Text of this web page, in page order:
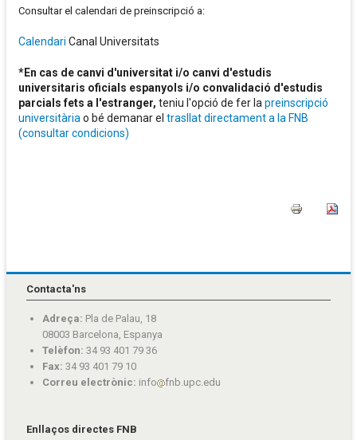
Consultar el calendari de preinscripció a:
Calendari Canal Universitats
*En cas de canvi d'universitat i/o canvi d'estudis
universitaris oficials espanyols i/o convalidació d'estudis
parcials fets a l'estranger, teniu l'opció de fer lapreinscripció
universitàriao bé demanar el trasllat directament a la FNB
(consultar condicions)
Contacta'ns
Adreça: Pla de Palau, 18
08003 Barcelona, Espanya
Telèfon: 34 93 401 79 36
Fax: 34 93 401 79 10
Correu electrònic: info fnb.upc.edu
Enllaços directes FNB